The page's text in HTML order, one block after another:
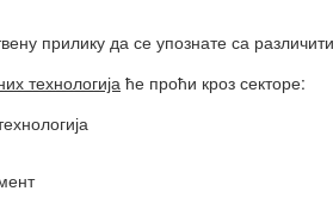
прилику да се упознате са
технологија ће проћи кроз секторе: